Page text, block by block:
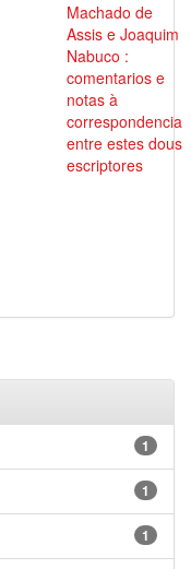
Machado de
Assis e Joaquim
Nabuco :
comentarios e
notas à
correspondencia
entre estes dous
escriptores
1
1
1